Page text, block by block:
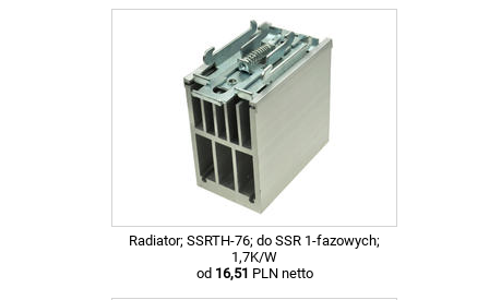
Radiator; SSRTH-76; do SSR 1-fazowych;
1,7K/W
od 16,51 PLN netto